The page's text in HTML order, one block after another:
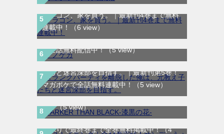
ドラゴン、家を買う。｜最新刊4巻まで無料
連載中！
（6 view）
テノゲカ｜最新刊第2巻！サンデーうぇぶり
で全話無料配信中！（5 view）
Ａランクパーティを離脱した俺は、元教え子
たちと迷宮深部を目指す。｜最新刊第5巻！
マガポケで全話無料連載中！
（5 view）
DARKER THAN BLACK-漆黒の花-｜全4巻完
結！マンガUP!で最終巻まで全巻無料配信
中！（5 view）
ラストイニング｜全44巻完結！サンデーう
ぇぶりで最終巻まで全巻無料掲載中！（4